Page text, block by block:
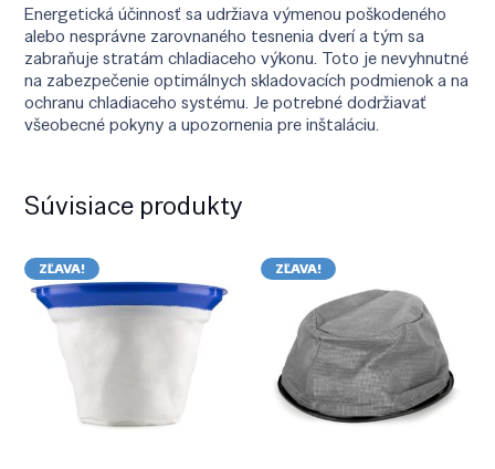
Energetická účinnosť sa udržiava výmenou poškodeného
alebo nesprávne zarovnaného tesnenia dverí a tým sa
zabraňuje stratám chladiaceho výkonu. Toto je nevyhnutné
na zabezpečenie optimálnych skladovacích podmienok a na
ochranu chladiaceho systému. Je potrebné dodržiavať
všeobecné pokyny a upozornenia pre inštaláciu.
Súvisiace produkty
ZĽAVA! ZĽAVA!